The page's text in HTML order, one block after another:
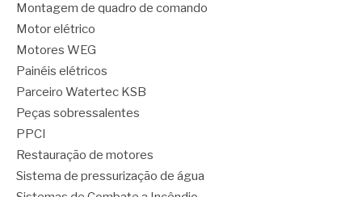
Montagem de quadro de comando
Motor elétrico
Motores WEG
Painéis elétricos
Parceiro Watertec KSB
Peças sobressalentes
PPCI
Restauração de motores
Sistema de pressurização de água